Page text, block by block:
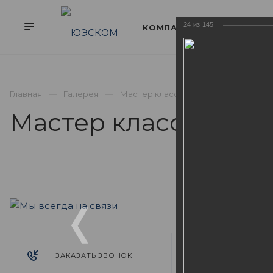
Главная Галерея Мастер класс "Рецепт победы с нуля"
Мастер класс
ЗАКАЗАТЬ ЗВОНОК
24 из 145